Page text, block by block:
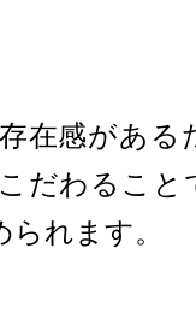
在感がある
だわること
れます。